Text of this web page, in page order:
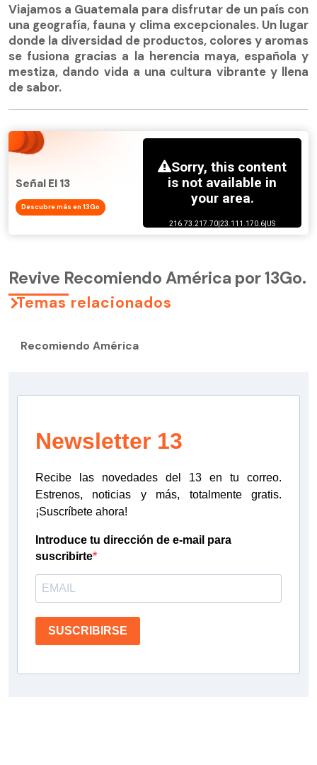
Viajamos a Guatemala para disfrutar de un país con
una geografía, fauna y clima excepcionales. Un lugar
donde la diversidad de productos, colores y aromas
se fusiona gracias a la herencia maya, española y
mestiza, dando vida a una cultura vibrante y llena
de sabor.
Señal El 13
Descubre más en 13Go
Revive Recomiendo América por 13Go.
Temas relacionados
Recomiendo América
Newsletter 13
Recibe las novedades del 13 en tu correo.
Estrenos, noticias y más, totalmente gratis.
¡Suscríbete ahora!
Introduce tu dirección de e-mail para
suscribirte
SUSCRIBIRSE